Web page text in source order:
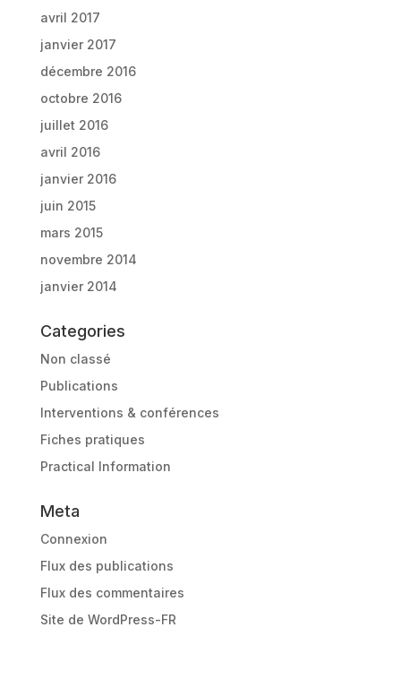
avril 2017
janvier 2017
décembre 2016
octobre 2016
juillet 2016
avril 2016
janvier 2016
juin 2015
mars 2015
novembre 2014
janvier 2014
Categories
Non classé
Publications
Interventions & conférences
Fiches pratiques
Practical Information
Meta
Connexion
Flux des publications
Flux des commentaires
Site de WordPress-FR